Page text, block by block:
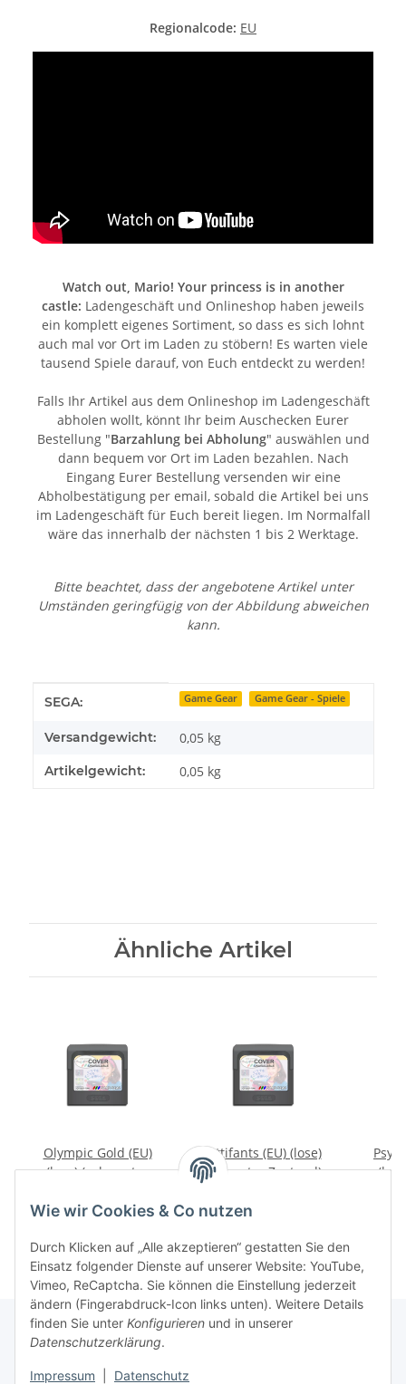
Wie wir Cookies & Co nutzen
Durch Klicken auf „Alle akzeptieren“ gestatten Sie den
Einsatz folgender Dienste auf unserer Website: YouTube,
Vimeo, ReCaptcha. Sie können die Einstellung jederzeit
ändern (Fingerabdruck-Icon links unten). Weitere Details
finden Sie unter Konfigurieren und in unserer
Datenschutzerklärung.
Impressum Datenschutz
Regionalcode: EU
Watch out, Mario! Your princess is in another
castle: Ladengeschäft und Onlineshop haben jeweils
ein komplett eigenes Sortiment, so dass es sich lohnt
auch mal vor Ort im Laden zu stöbern! Es warten viele
tausend Spiele darauf, von Euch entdeckt zu werden!
Falls Ihr Artikel aus dem Onlineshop im Ladengeschäft
abholen wollt, könnt Ihr beim Auschecken Eurer
Bestellung "Barzahlung bei Abholung" auswählen und
dann bequem vor Ort im Laden bezahlen. Nach
Eingang Eurer Bestellung versenden wir eine
Abholbestätigung per email, sobald die Artikel bei uns
im Ladengeschäft für Euch bereit liegen. Im Normalfall
wäre das innerhalb der nächsten 1 bis 2 Werktage.
Bitte beachtet, dass der angebotene Artikel unter
Umständen geringfügig von der Abbildung abweichen
kann.
Produkteigenschaft
Wert
SEGA: Game Gear Game Gear - Spiele
Versandgewicht: 0,05 kg
Artikelgewicht: 0,05 kg
Ähnliche Artikel
Olympic Gold (EU)
(lose) (sehr guter
Gear
Ottifants (EU) (lose)
(sehr guter Zustand) -